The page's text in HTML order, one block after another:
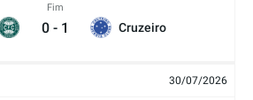
Fim
0 - 1 Cruzeiro
30/07/2026